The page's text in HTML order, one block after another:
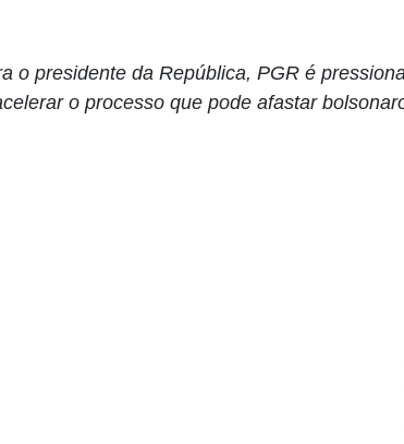
o presidente da República, PGR é
o processo que pode afastar